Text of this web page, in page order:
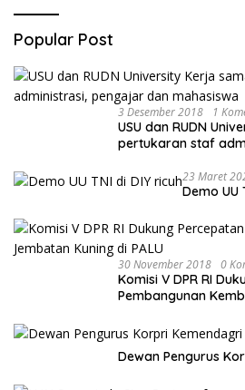
Popular Post
3 Desember 2018 1
USU dan RUDN
pertukaran staf
23 Maret
Demo UU
30 November 2018 0
Komisi V DPR RI
Pembangunan
Dewan Pengurus